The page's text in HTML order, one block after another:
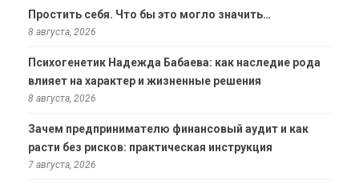
Простить себя. Что бы это могло значить…
8 августа, 2026
Психогенетик Надежда Бабаева: как наследие рода
влияет на характер и жизненные решения
8 августа, 2026
Зачем предпринимателю финансовый аудит и как
расти без рисков: практическая инструкция
7 августа, 2026